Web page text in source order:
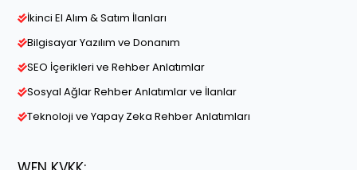
İkinci El Alım & Satım İlanları
Bilgisayar Yazılım ve Donanım
SEO İçerikleri ve Rehber Anlatımlar
Sosyal Ağlar Rehber Anlatımlar ve İlanlar
Teknoloji ve Yapay Zeka Rehber Anlatımları